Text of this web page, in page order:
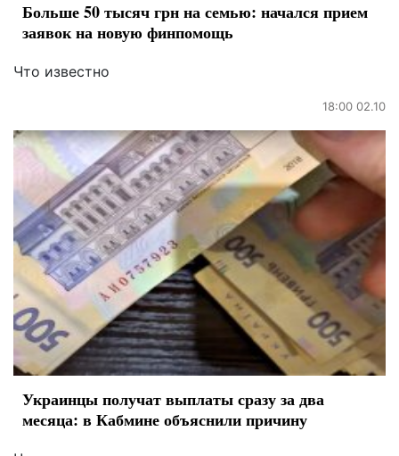
Больше 50 тысяч грн на семью: начался прием
заявок на новую финпомощь
Что известно
18:00 02.10
Украинцы получат выплаты сразу за два
месяца: в Кабмине объяснили причину